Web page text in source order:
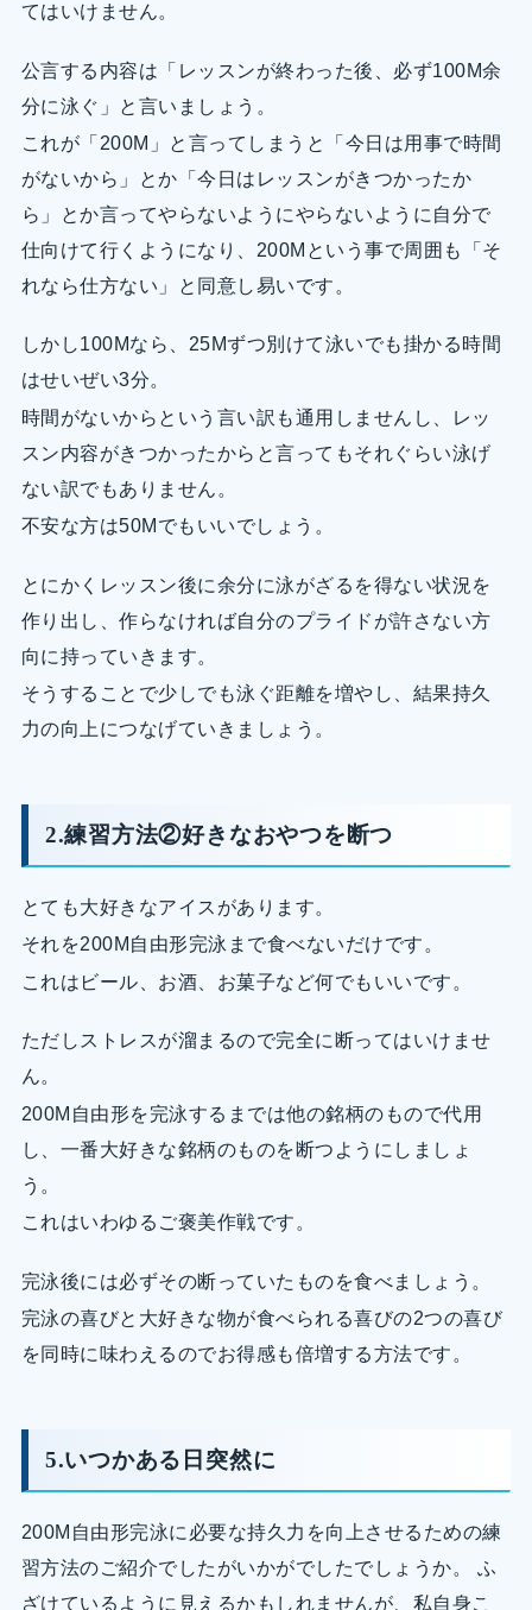
てはいけません。
公言する内容は「レッスンが終わった後、必ず100M余
分に泳ぐ」と言いましょう。
これが「200M」と言ってしまうと「今日は用事で時間
がないから」とか「今日はレッスンがきつかったか
ら」とか言ってやらないようにやらないように自分で
仕向けて行くようになり、200Mという事で周囲も「そ
れなら仕方ない」と同意し易いです。
しかし100Mなら、25Mずつ別けて泳いでも掛かる時間
はせいぜい3分。
時間がないからという言い訳も通用しませんし、レッ
スン内容がきつかったからと言ってもそれぐらい泳げ
ない訳でもありません。
不安な方は50Mでもいいでしょう。
とにかくレッスン後に余分に泳がざるを得ない状況を
作り出し、作らなければ自分のプライドが許さない方
向に持っていきます。
そうすることで少しでも泳ぐ距離を増やし、結果持久
力の向上につなげていきましょう。
2.練習方法②好きなおやつを断つ
とても大好きなアイスがあります。
それを200M自由形完泳まで食べないだけです。
これはビール、お酒、お菓子など何でもいいです。
ただしストレスが溜まるので完全に断ってはいけませ
ん。
200M自由形を完泳するまでは他の銘柄のもので代用
し、一番大好きな銘柄のものを断つようにしましょ
う。
これはいわゆるご褒美作戦です。
完泳後には必ずその断っていたものを食べましょう。
完泳の喜びと大好きな物が食べられる喜びの2つの喜び
を同時に味わえるのでお得感も倍増する方法です。
5.いつかある日突然に
200M自由形完泳に必要な持久力を向上させるための練
習方法のご紹介でしたがいかがでしたでしょうか。 ふ
ざけているように見えるかもしれませんが、私自身こ